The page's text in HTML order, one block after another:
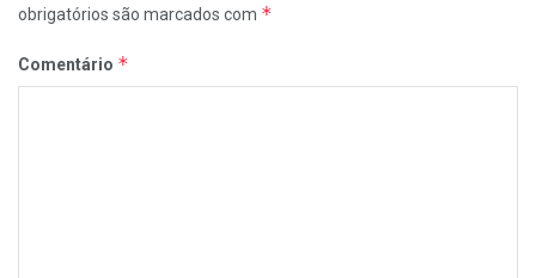
obrigatórios são marcados com *
Comentário *